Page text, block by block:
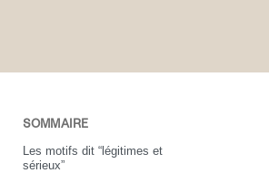
SOMMAIRE
Les motifs dit “légitimes et
sérieux”